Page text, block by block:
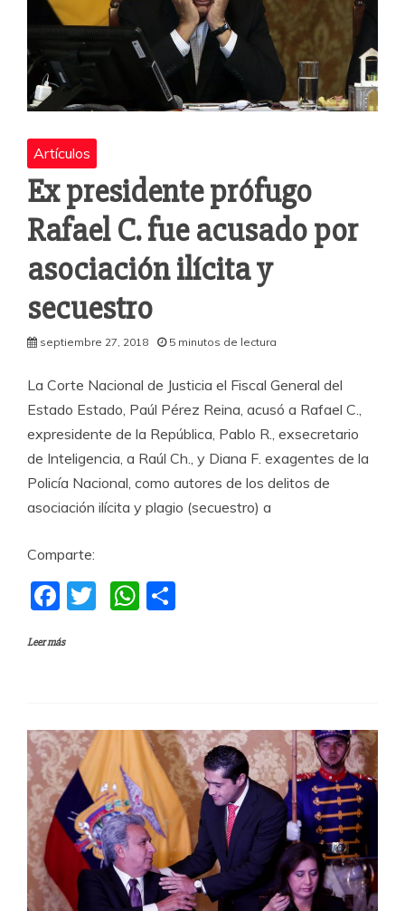
Artículos
Ex presidente prófugo
Rafael C. fue acusado por
asociación ilícita y
secuestro
septiembre 27, 2018 5 minutos de lectura
La Corte Nacional de Justicia el Fiscal General del
Estado Estado, Paúl Pérez Reina, acusó a Rafael C.,
expresidente de la República, Pablo R., exsecretario
de Inteligencia, a Raúl Ch., y Diana F. exagentes de la
Policía Nacional, como autores de los delitos de
asociación ilícita y plagio (secuestro) a
Comparte:
F
c
o
o
k
T
W
p
p
rti
r
Leer más